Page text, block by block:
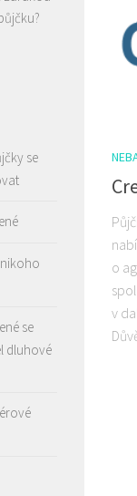
o
v
se
se
dluhové